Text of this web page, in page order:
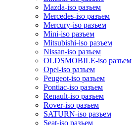
Mazda-iso разъем
Mercedes-iso разъем
Mercury-iso разъем
Mini-iso разъем
Mitsubishi-iso разъем
Nissan-iso разъем
OLDSMOBILE-iso разъем
Opel-iso разъем
Peugeot-iso разъем
Pontiac-iso разъем
Renault-iso разъем
Rover-iso разъем
SATURN-iso разъем
Seat-iso разъем